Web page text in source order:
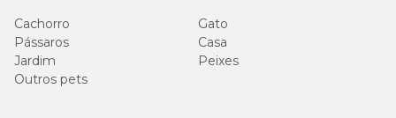
Cachorro
Gato
Pássaros
Casa
Jardim
Peixes
Outros pets